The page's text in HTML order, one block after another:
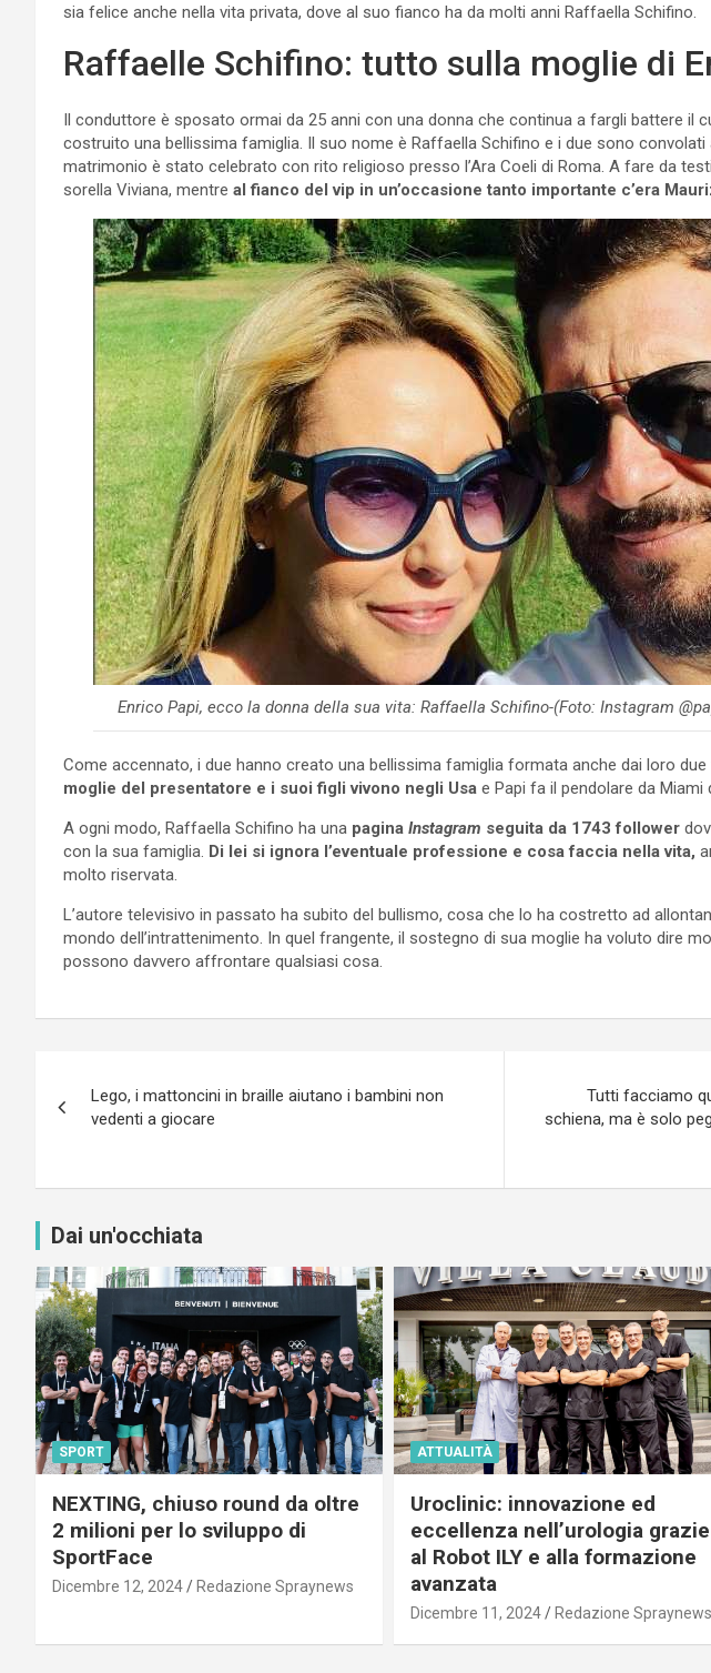
sia felice anche nella vita privata, dove al suo fianco ha da molti anni Raffaella Schifino.
Raffaelle Schifino: tutto sulla moglie di
Il conduttore è sposato ormai da 25 anni con una donna che continua a fargli battere il
costruito una bellissima famiglia. Il suo nome è Raffaella Schifino e i due sono convolati
matrimonio è stato celebrato con rito religioso presso l’Ara Coeli di Roma. A fare da
sorella Viviana, mentre al fianco del vip in un’occasione tanto importante c’era
Enrico Papi, ecco la donna della sua vita: Raffaella Schifino-(Foto: Instagram
Come accennato, i due hanno creato una bellissima famiglia formata anche dai loro due
moglie del presentatore e i suoi figli vivono negli Usa e Papi fa il pendolare da Miami
A ogni modo, Raffaella Schifino ha una pagina Instagram seguita da 1743 follower
con la sua famiglia. Di lei si ignora l’eventuale professione e cosa faccia nella vita,
molto riservata.
L’autore televisivo in passato ha subito del bullismo, cosa che lo ha costretto ad
mondo dell’intrattenimento. In quel frangente, il sostegno di sua moglie ha voluto dire
possono davvero affrontare qualsiasi cosa.
articoli
Lego, i mattoncini in braille aiutano i bambini non
vedenti a giocare
Tutti facciamo
schiena, ma è solo
Dai un'occhiata
SPORT
NEXTING, chiuso round da oltre
2 milioni per lo sviluppo di
SportFace
Dicembre 12, 2024 Redazione Spraynews
ATTUALITÀ
Uroclinic: innovazione ed
eccellenza nell’urologia grazie
al Robot ILY e alla formazione
avanzata
Dicembre 11, 2024 Redazione Spraynews